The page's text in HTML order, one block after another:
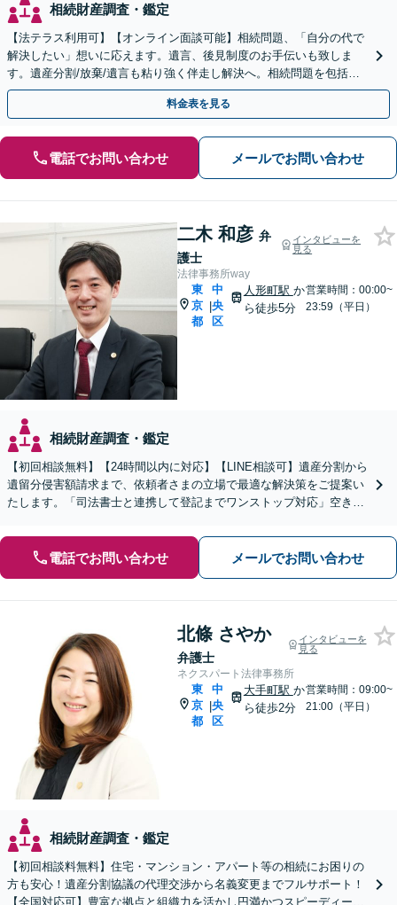
相続財産調査・鑑定
【法テラス利用可】【オンライン面談可能】相続問題、「自分の代で
解決したい」想いに応えます。遺言、後見制度のお手伝いも致しま
す。遺産分割/放棄/遺言も粘り強く伴走し解決へ。相続問題を包括的
にサポート。
料金表を見る
電話でお問い合わせ メールでお問い合わせ
二木 和彦 弁
護士
インタビューを
見る
法律事務所way
東
京
都
|
中
央
区
人形町駅 か
ら徒歩5分
営業時間：00:00~
23:59（平日）
相続財産調査・鑑定
【初回相談無料】【24時間以内に対応】【LINE相談可】遺産分割から
遺留分侵害額請求まで、依頼者さまの立場で最適な解決策をご提案い
たします。「司法書士と連携して登記までワンストップ対応」空き家
電話でお問い合わせ メールでお問い合わせ
北條 さやか
弁護士
インタビューを
見る
ネクスパート法律事務所
東
京
都
|
中
央
区
大手町駅 か
ら徒歩2分
営業時間：09:00~
21:00（平日）
相続財産調査・鑑定
【初回相談料無料】住宅・マンション・アパート等の相続にお困りの
方も安心！遺産分割協議の代理交渉から名義変更までフルサポート！
【全国対応可】豊富な拠点と組織力を活かし円満かつスピーディーに